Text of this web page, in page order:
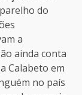
do
a
ainda conta
Calabeto em
no país